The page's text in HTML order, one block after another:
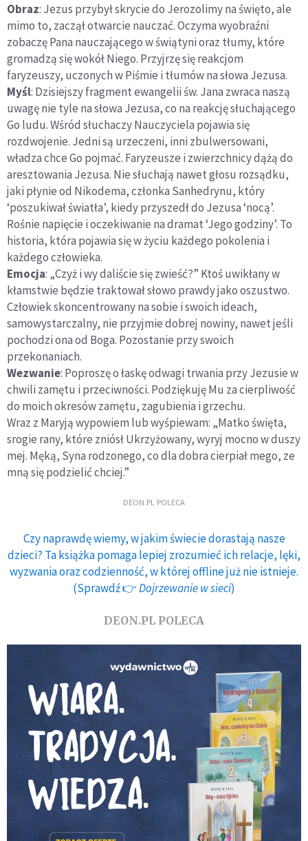
Obraz: Jezus przybył skrycie do Jerozolimy na święto, ale
mimo to, zaczął otwarcie nauczać. Oczyma wyobraźni
zobaczę Pana nauczającego w świątyni oraz tłumy, które
gromadzą się wokół Niego. Przyjrzę się reakcjom
faryzeuszy, uczonych w Piśmie i tłumów na słowa Jezusa.
Myśl: Dzisiejszy fragment ewangelii św. Jana zwraca naszą
uwagę nie tyle na słowa Jezusa, co na reakcję słuchającego
Go ludu. Wśród słuchaczy Nauczyciela pojawia się
rozdwojenie. Jedni są urzeczeni, inni zbulwersowani,
władza chce Go pojmać. Faryzeusze i zwierzchnicy dążą do
aresztowania Jezusa. Nie słuchają nawet głosu rozsądku,
jaki płynie od Nikodema, członka Sanhedrynu, który
‘poszukiwał światła’, kiedy przyszedł do Jezusa ‘nocą’.
Rośnie napięcie i oczekiwanie na dramat ‘Jego godziny’. To
historia, która pojawia się w życiu każdego pokolenia i
każdego człowieka.
Emocja: „Czyż i wy daliście się zwieść?” Ktoś uwikłany w
kłamstwie będzie traktował słowo prawdy jako oszustwo.
Człowiek skoncentrowany na sobie i swoich ideach,
samowystarczalny, nie przyjmie dobrej nowiny, nawet jeśli
pochodzi ona od Boga. Pozostanie przy swoich
przekonaniach.
Wezwanie: Poproszę o łaskę odwagi trwania przy Jezusie w
chwili zamętu i przeciwności. Podziękuję Mu za cierpliwość
do moich okresów zamętu, zagubienia i grzechu.
Wraz z Maryją wypowiem lub wyśpiewam: „Matko święta,
srogie rany, które zniósł Ukrzyżowany, wyryj mocno w duszy
mej. Męką, Syna rodzonego, co dla dobra cierpiał mego, ze
mną się podzielić chciej.”
DEON.PL POLECA
Czy naprawdę wiemy, w jakim świecie dorastają nasze
dzieci? Ta książka pomaga lepiej zrozumieć ich relacje, lęki,
wyzwania oraz codzienność, w której offline już nie istnieje.
(Sprawdź 👉Dojrzewanie w sieci)
DEON.PL POLECA